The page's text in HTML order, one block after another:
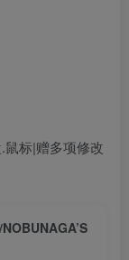
标|赠多项修改